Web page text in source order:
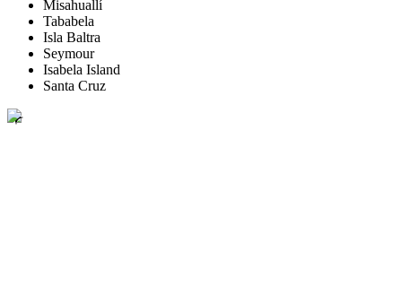
Misahuallí
Tababela
Isla Baltra
Seymour
Isabela Island
Santa Cruz